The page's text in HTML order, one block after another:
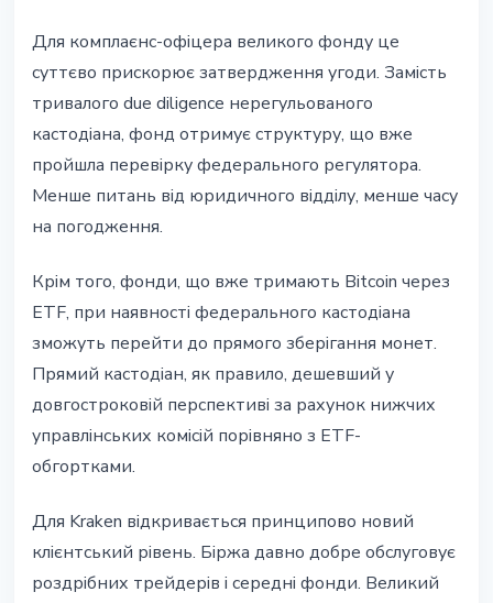
Для комплаєнс-офіцера великого фонду це
суттєво прискорює затвердження угоди. Замість
тривалого due diligence нерегульованого
кастодіана, фонд отримує структуру, що вже
пройшла перевірку федерального регулятора.
Менше питань від юридичного відділу, менше часу
на погодження.
Крім того, фонди, що вже тримають Bitcoin через
ETF, при наявності федерального кастодіана
зможуть перейти до прямого зберігання монет.
Прямий кастодіан, як правило, дешевший у
довгостроковій перспективі за рахунок нижчих
управлінських комісій порівняно з ETF-
обгортками.
Для Kraken відкривається принципово новий
клієнтський рівень. Біржа давно добре обслуговує
роздрібних трейдерів і середні фонди. Великий